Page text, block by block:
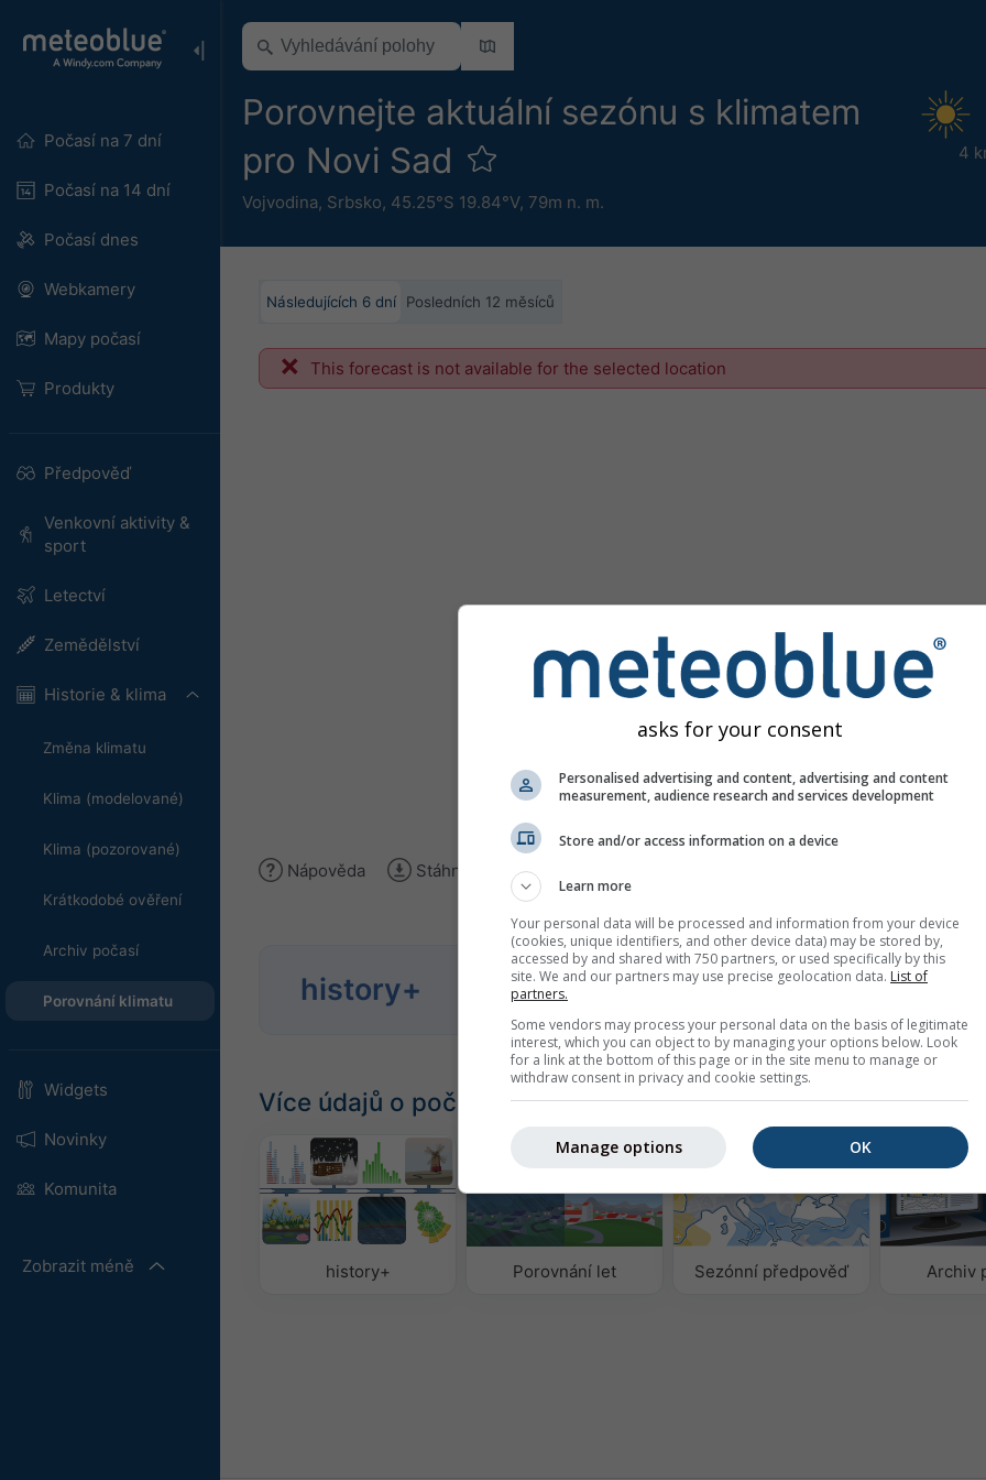
Počasí na 7 dní
Počasí na 14 dní
Počasí dnes
Webkamery
Mapy počasí
Produkty
Předpověď
Venkovní aktivity &
sport
Letectví
Zemědělství
Historie & klima
Změna klimatu
Klima (modelované)
Klima (pozorované)
Krátkodobé ověření
Archiv počasí
Porovnání klimatu
Widgets
Novinky
Komunita
Zobrazit méně
Porovnejte aktuální sezónu s klimatem
pro Novi Sad
Vojvodina, Srbsko, 45.25°S 19.84°V, 79m n. m.
4
Následujících 6 dní Posledních 12 měsíců
This forecast is not available for the selected location
Nápověda Stáhnout obrázek
history+
Analyzujte historická meteorologická data od roku
Try it for
Více údajů o počasí
history+ Porovnání let Sezónní předpověď Archiv
asks for your consent
Personalised advertising and content, advertising and content
measurement, audience research and services development
Store and/or access information on a device
Learn more
Your personal data will be processed and information from your device
(cookies, unique identifiers, and other device data) may be stored by,
accessed by and shared with 750 partners, or used specifically by this
site. We and our partners may use precise geolocation data. List of
partners.
Some vendors may process your personal data on the basis of legitimate
interest, which you can object to by managing your options below. Look
for a link at the bottom of this page or in the site menu to manage or
withdraw consent in privacy and cookie settings.
OK
Manage options